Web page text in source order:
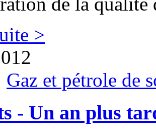
>
Gaz et pétrole de
- Un an plus